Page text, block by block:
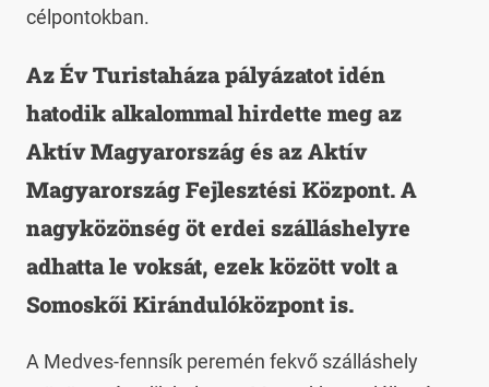
célpontokban.
Az Év Turistaháza pályázatot idén
hatodik alkalommal hirdette meg az
Aktív Magyarország és az Aktív
Magyarország Fejlesztési Központ. A
nagyközönség öt erdei szálláshelyre
adhatta le voksát, ezek között volt a
Somoskői Kirándulóközpont is.
A Medves-fennsík peremén fekvő szálláshely